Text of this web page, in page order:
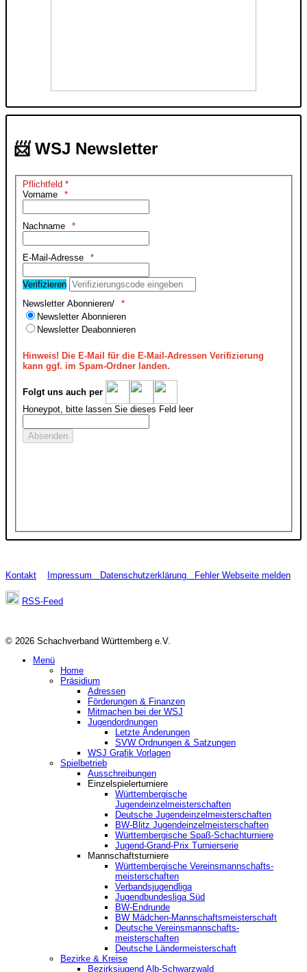
📨 WSJ Newsletter
Pflichtfeld *
Vorname
Nachname
E-Mail-Adresse
Verifizieren
Newsletter Abonnieren/
Newsletter Abonnieren
Newsletter Deabonnieren
Hinweis! Die E-Mail für die E-Mail-Adressen Verifizierung
kann ggf. im Spam-Ordner landen.
Folgt uns auch per
Honeypot, bitte lassen Sie dieses Feld leer
Kontakt Impressum Datenschutzerklärung Fehler Webseite melden
RSS-Feed
© 2026 Schachverband Württemberg e.V.
Menü
Home
Präsidium
Adressen
Förderungen & Finanzen
Mitmachen bei der WSJ
Jugendordnungen
Letzte Änderungen
SVW Ordnungen & Satzungen
WSJ Grafik Vorlagen
Spielbetrieb
Ausschreibungen
Einzelspielerturniere
Württembergische
Jugendeinzelmeisterschaften
Deutsche Jugendeinzelmeisterschaften
BW-Blitz Jugendeinzelmeisterschaften
Württembergische Spaß-Schachturniere
Jugend-Grand-Prix Turnierserie
Mannschaftsturniere
Württembergische Vereinsmannschafts-
meisterschaften
Verbandsjugendliga
Jugendbundesliga Süd
BW-Endrunde
BW Mädchen-Mannschaftsmeisterschaft
Deutsche Vereinsmannschafts-
meisterschaften
Deutsche Ländermeisterschaft
Bezirke & Kreise
Bezirksjugend Alb-Schwarzwald